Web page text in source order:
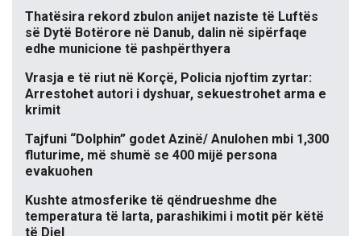
Thatësira rekord zbulon anijet naziste të Luftës
së Dytë Botërore në Danub, dalin në sipërfaqe
edhe municione të pashpërthyera
Vrasja e të riut në Korçë, Policia njoftim zyrtar:
Arrestohet autori i dyshuar, sekuestrohet arma e
krimit
Tajfuni “Dolphin” godet Azinë/ Anulohen mbi 1,300
fluturime, më shumë se 400 mijë persona
evakuohen
Kushte atmosferike të qëndrueshme dhe
temperatura të larta, parashikimi i motit për këtë
të Diel